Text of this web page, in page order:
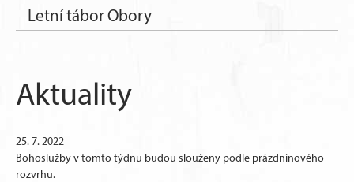
Letní tábor Obory
Aktuality
25. 7. 2022
Bohoslužby v tomto týdnu budou slouženy podle prázdninového
rozvrhu.